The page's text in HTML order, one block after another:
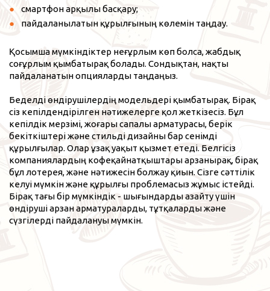
смартфон арқылы басқару;
пайдаланылатын құрылғының көлемін таңдау.
Қосымша мүмкіндіктер неғұрлым көп болса, жабдық
соғұрлым қымбатырақ болады. Сондықтан, нақты
пайдаланатын опцияларды таңдаңыз.
Беделді өндірушілердің модельдері қымбатырақ. Бірақ
сіз кепілдендірілген нәтижелерге қол жеткізесіз. Бұл
кепілдік мерзімі, жоғары сапалы арматурасы, берік
бекіткіштері және стильді дизайны бар сенімді
құрылғылар. Олар ұзақ уақыт қызмет етеді. Белгісіз
компаниялардың кофеқайнатқыштары арзанырақ, бірақ
бұл лотерея, және нәтижесін болжау қиын. Сізге сәттілік
келуі мүмкін және құрылғы проблемасыз жұмыс істейді.
Бірақ тағы бір мүмкіндік - шығындарды азайту үшін
өндіруші арзан арматураларды, тұтқаларды және
сүзгілерді пайдалануы мүмкін.